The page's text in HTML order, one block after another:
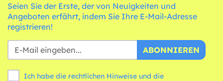
Seien Sie der Erste, der von Neuigkeiten und
Angeboten erfährt, indem Sie Ihre E-Mail-Adresse
registrieren!
ABONNIEREN
Ich habe die rechtlichen Hinweise und die